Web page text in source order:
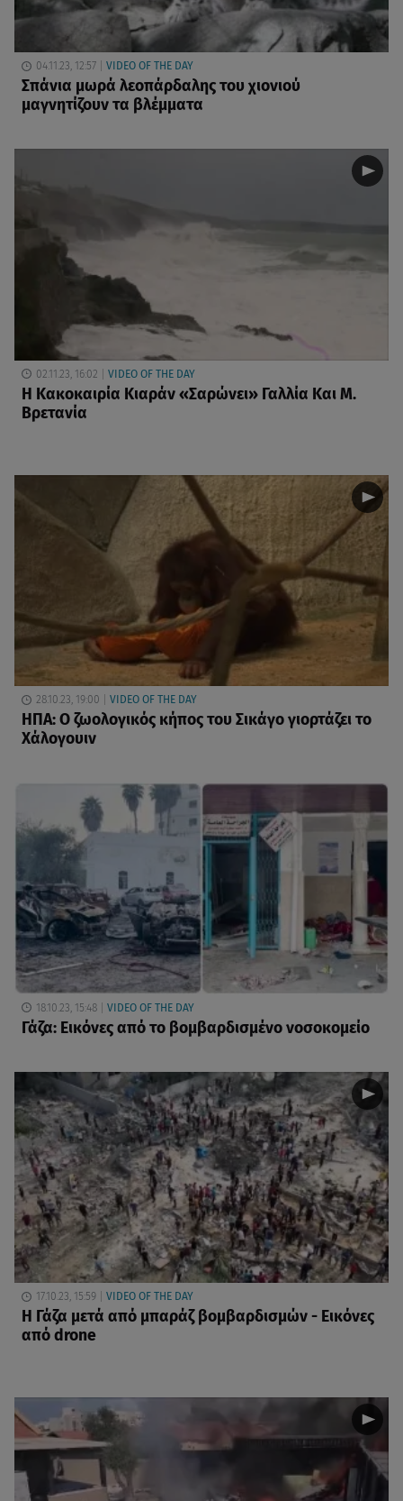
04.11.23, 12:57 VIDEO OF THE DAY
Σπάνια μωρά λεοπάρδαλης του χιονιού
μαγνητίζουν τα βλέμματα
02.11.23, 16:02 VIDEO OF THE DAY
Η Κακοκαιρία Κιαράν «Σαρώνει» Γαλλία Και Μ.
Βρετανία
28.10.23, 19:00 VIDEO OF THE DAY
ΗΠΑ: Ο ζωολογικός κήπος του Σικάγο γιορτάζει το
Χάλογουιν
18.10.23, 15:48 VIDEO OF THE DAY
Γάζα: Εικόνες από το βομβαρδισμένο νοσοκομείο
17.10.23, 15:59 VIDEO OF THE DAY
Η Γάζα μετά από μπαράζ βομβαρδισμών - Εικόνες
από drone